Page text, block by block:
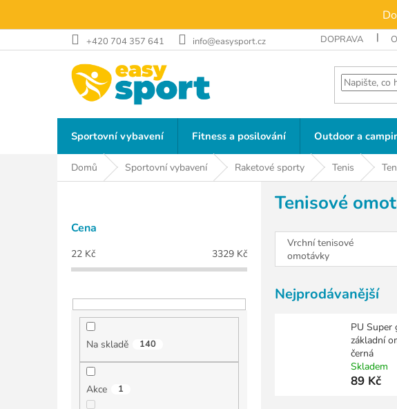
obsah
+420 704 357 641 info@easysport.cz DOPRAVA
Sportovní vybavení Fitness a posilování Outdoor a
Domů Sportovní vybavení Raketové sporty Tenis
P
Cena
22 Kč 3329 Kč
Na skladě 140
Akce 1
Tenisové
Vrchní tenisové
omotávky
(overgripy)
Nejprodávanější
PU Super
základní
černá
Skladem
89 Kč